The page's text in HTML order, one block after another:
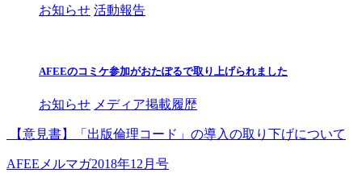
お知らせ 活動報告
AFEEのコミケ参加がおたぽるで取り上げられました
お知らせ メディア掲載履歴
【意見書】「出版倫理コード」の導入の取り下げについて
AFEEメルマガ2018年12月号